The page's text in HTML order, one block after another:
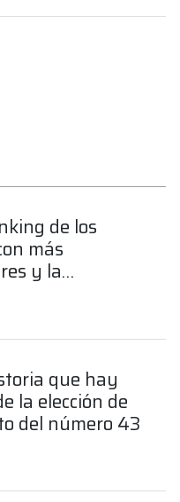
de los
más
y la
que hay
la elección de
del número 43